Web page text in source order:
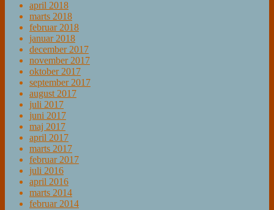
april 2018
marts 2018
februar 2018
januar 2018
december 2017
november 2017
oktober 2017
september 2017
august 2017
juli 2017
juni 2017
maj 2017
april 2017
marts 2017
februar 2017
juli 2016
april 2016
marts 2014
februar 2014